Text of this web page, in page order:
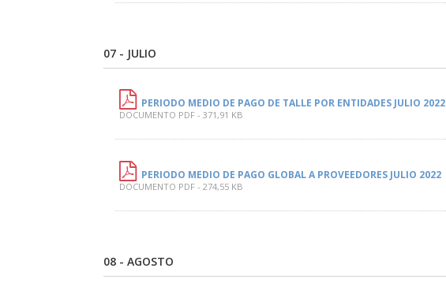
07 - JULIO
PERIODO MEDIO DE PAGO DE TALLE POR ENTIDADES JULIO 2022
DOCUMENTO PDF - 371,91 KB
PERIODO MEDIO DE PAGO GLOBAL A PROVEEDORES JULIO 2022
DOCUMENTO PDF - 274,55 KB
08 - AGOSTO